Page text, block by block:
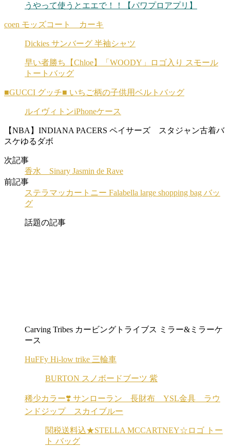
うやって使うとエエで！！【パワプロアプリ】
coen モッズコート カーキ
Dickies サンバーグ 半袖シャツ
早い者勝ち【Chloe】「WOODY」ロゴ入り スモール
トートバッグ
■GUCCI グッチ■ いちご柄の子供用ベルトバッグ
ルイヴィトンiPhoneケース
【NBA】INDIANA PACERS ペイサーズ スタジャン古着バ
スケゆるダボ
次記事
香水 Sinary Jasmin de Rave
前記事
ステラマッカートニー Falabella large shopping bag バッ
グ
話題の記事
Carving Tribes カービングトライブス ミラー&ミラーケ
ース
HuFFy Hi-low trike 三輪車
BURTON スノボードブーツ 紫
稀少カラー❣️ サンローラン 長財布 YSL金具 ラウ
ンドジップ スカイブルー
関税送料込★STELLA MCCARTNEY☆ロゴ トー
ト バッグ